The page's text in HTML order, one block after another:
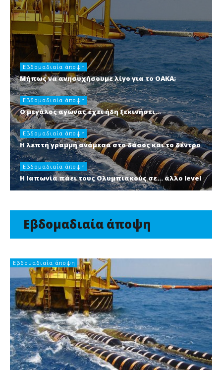
Εβδομαδιαία άποψη
Μήπως να ανησυχήσουμε λίγο για το ΟΑΚΑ;
Εβδομαδιαία άποψη
Ο μεγάλος αγώνας έχει ήδη ξεκινήσει…
Εβδομαδιαία άποψη
Η λεπτή γραμμή ανάμεσα στο δάσος και το δέντρο
Εβδομαδιαία άποψη
Η Ιαπωνία πάει τους Ολυμπιακούς σε… άλλο level
Εβδομαδιαία άποψη
Εβδομαδιαία άποψη